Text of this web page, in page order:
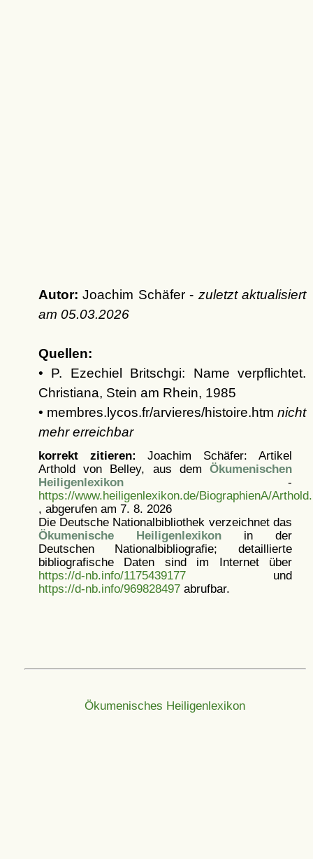
Autor: Joachim Schäfer - zuletzt aktualisiert
am 05.03.2026
Quellen:
• P. Ezechiel Britschgi: Name verpflichtet.
Christiana, Stein am Rhein, 1985
• membres.lycos.fr/arvieres/histoire.htm nicht
mehr erreichbar
korrekt zitieren: Joachim Schäfer: Artikel
Arthold von Belley, aus dem Ökumenischen
Heiligenlexikon-
https://www.heiligenlexikon.de/BiographienA/
, abgerufen am 7. 8. 2026
Die Deutsche Nationalbibliothek verzeichnet das
Ökumenische Heiligenlexikonin der
Deutschen Nationalbibliografie; detaillierte
bibliografische Daten sind im Internet über
https://d-nb.info/1175439177und
https://d-nb.info/969828497abrufbar.
Ökumenisches Heiligenlexikon